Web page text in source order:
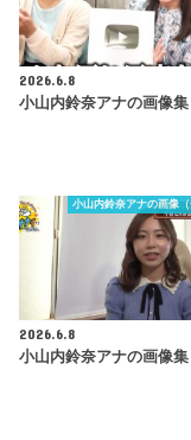
2026.6.8
小山内鈴奈アナの画像
小山内鈴奈アナの画像（
2026.6.8
小山内鈴奈アナの画像